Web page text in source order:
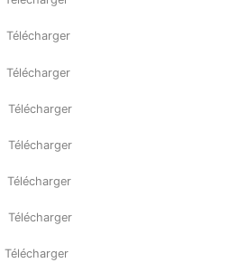
Télécharger
Télécharger
Télécharger
Télécharger
Télécharger
Télécharger
Télécharger